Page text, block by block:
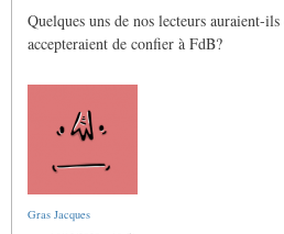
Quelques uns de nos lecteurs auraient-
accepteraient de confier à FdB?
Gras Jacques